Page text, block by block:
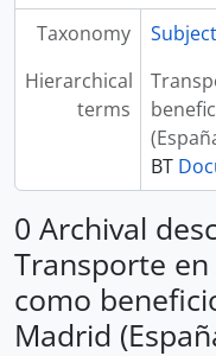
Taxonomy
Hierarchical
terms
BT
0 Archival
Transporte
como
Madrid